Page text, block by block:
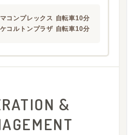
コンプレックス 自転車10分
コルトンプラザ 自転車10分
&